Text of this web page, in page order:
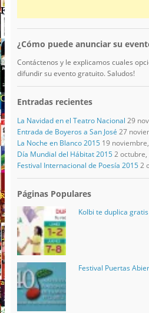
¿Cómo puede anunciar su
Contáctenos y le explicamos cuales
difundir su evento gratuito. Saludos!
Entradas recientes
La Navidad en el Teatro Nacional 29
Entrada de Boyeros a San José 27
La Noche en Blanco 2015 19
Día Mundial del Hábitat 2015 2 octubre,
Festival Internacional de Poesía 2015 2
Páginas Populares
Kolbi te duplica
Festival Puertas